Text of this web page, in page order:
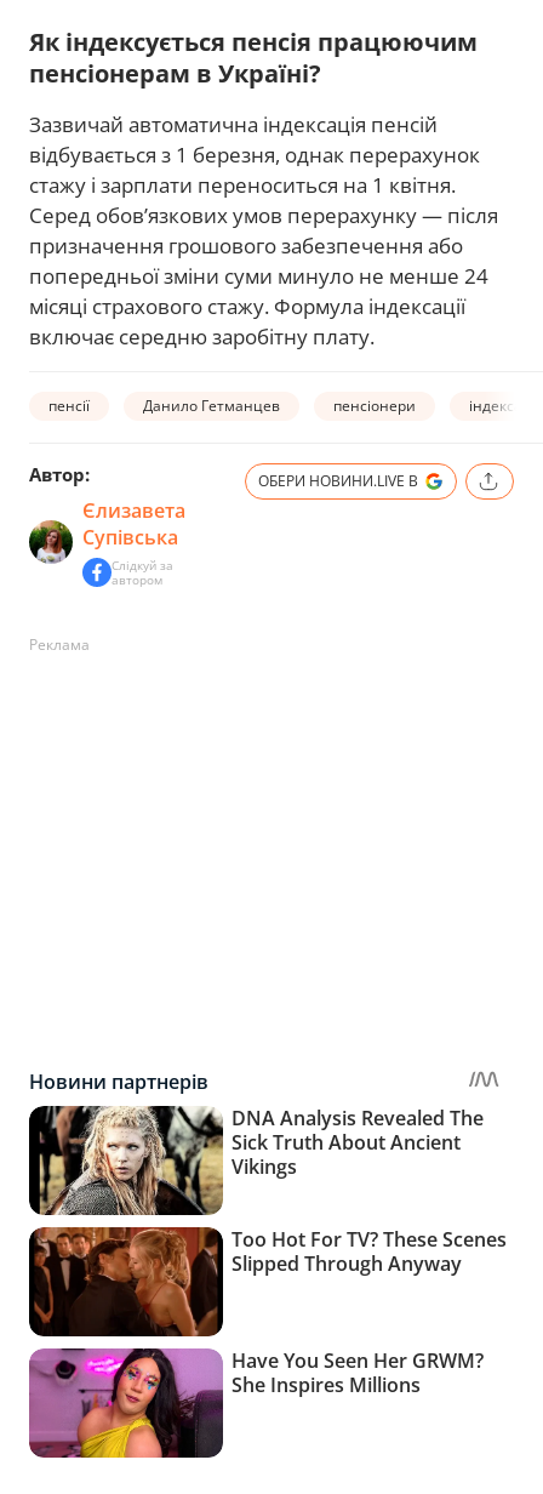
Як індексується пенсія працюючим
пенсіонерам в Україні?
Зазвичай автоматична індексація пенсій
відбувається з 1 березня, однак перерахунок
стажу і зарплати переноситься на 1 квітня.
Серед обов’язкових умов перерахунку — після
призначення грошового забезпечення або
попередньої зміни суми минуло не менше 24
місяці страхового стажу. Формула індексації
включає середню заробітну плату.
пенсії Данило Гетманцев пенсіонери індексація
Автор:
Єлизавета
Супівська
Слідкуй за
автором
ОБЕРИ НОВИНИ.LIVE В
Реклама